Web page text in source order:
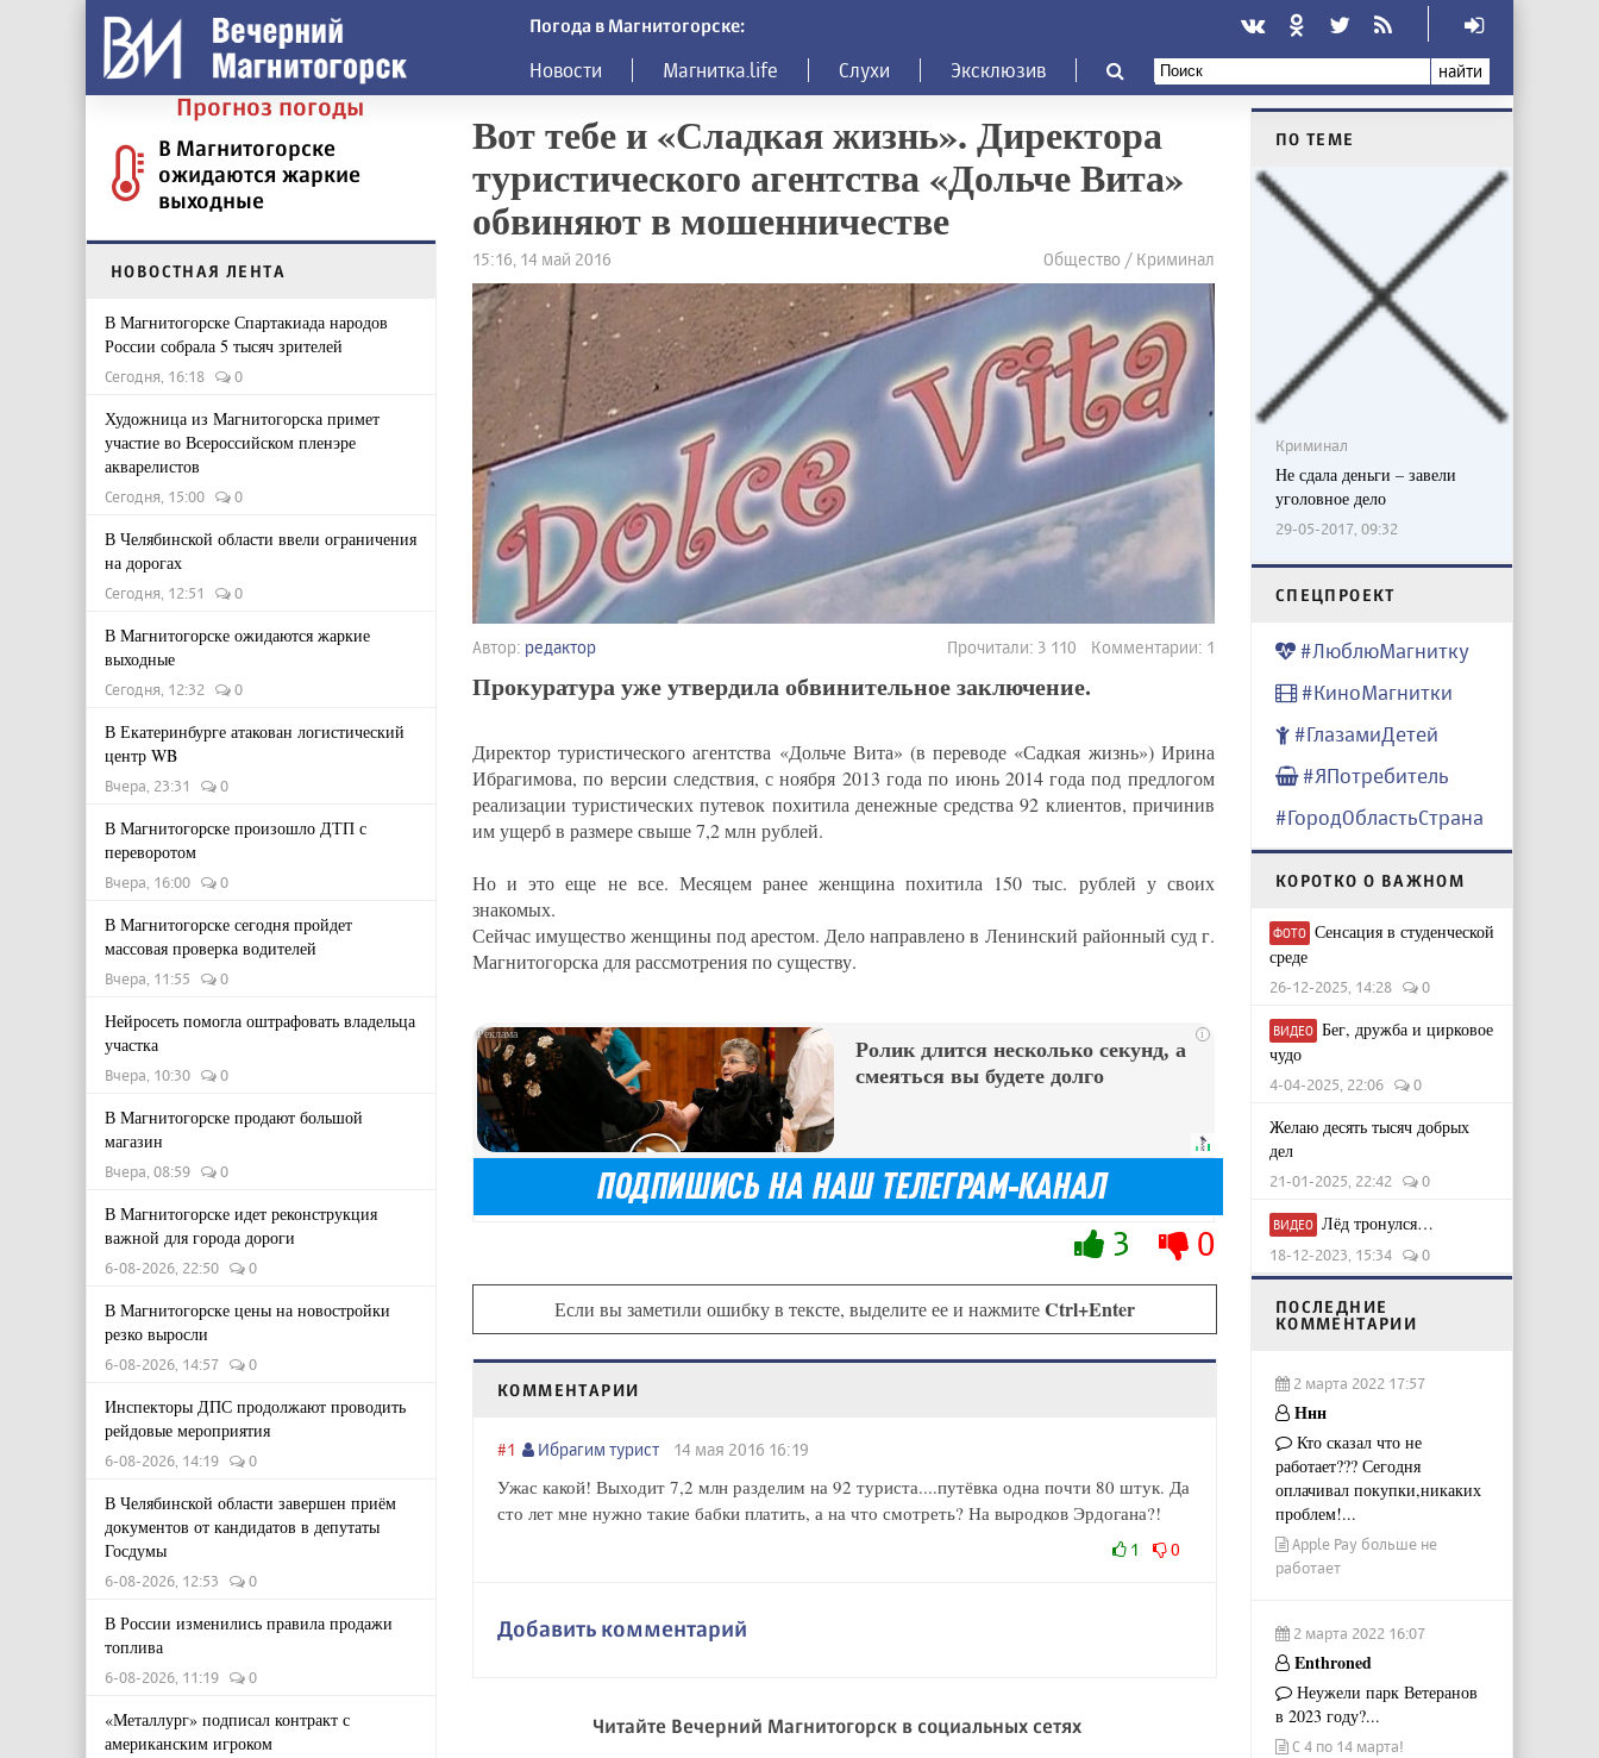
Погода в Магнитогорске:
Новости Магнитка.life Слухи Эксклюзив найти
Прогноз погоды
В Магнитогорске
ожидаются жаркие
выходные
НОВОСТНАЯ ЛЕНТА
В Магнитогорске Спартакиада народов
России собрала 5 тысяч зрителей
Сегодня, 16:18 0
Художница из Магнитогорска примет
участие во Всероссийском пленэре
акварелистов
Сегодня, 15:00 0
В Челябинской области ввели ограничения
на дорогах
Сегодня, 12:51 0
В Магнитогорске ожидаются жаркие
выходные
Сегодня, 12:32 0
В Екатеринбурге атакован логистический
центр WB
Вчера, 23:31 0
В Магнитогорске произошло ДТП с
переворотом
Вчера, 16:00 0
В Магнитогорске сегодня пройдет
массовая проверка водителей
Вчера, 11:55 0
Нейросеть помогла оштрафовать владельца
участка
Вчера, 10:30 0
В Магнитогорске продают большой
магазин
Вчера, 08:59 0
В Магнитогорске идет реконструкция
важной для города дороги
6-08-2026, 22:50 0
В Магнитогорске цены на новостройки
резко выросли
6-08-2026, 14:57 0
Инспекторы ДПС продолжают проводить
рейдовые мероприятия
6-08-2026, 14:19 0
В Челябинской области завершен приём
документов от кандидатов в депутаты
Госдумы
6-08-2026, 12:53 0
В России изменились правила продажи
топлива
6-08-2026, 11:19 0
«Металлург» подписал контракт с
американским игроком
Вот тебе и «Сладкая жизнь». Директора
туристического агентства «Дольче Вита»
обвиняют в мошенничестве
15:16, 14 май 2016 Общество / Криминал
Автор: редактор Прочитали: 3 110 Комментарии: 1
Прокуратура уже утвердила обвинительное заключение.
Директор туристического агентства «Дольче Вита» (в переводе «Садкая жизнь») Ирина
Ибрагимова, по версии следствия, с ноября 2013 года по июнь 2014 года под предлогом
реализации туристических путевок похитила денежные средства 92 клиентов, причинив
им ущерб в размере свыше 7,2 млн рублей.
Но и это еще не все. Месяцем ранее женщина похитила 150 тыс. рублей у своих
знакомых.
Сейчас имущество женщины под арестом. Дело направлено в Ленинский районный суд г.
Магнитогорска для рассмотрения по существу.
i
Ролик длится несколько секунд, а
смеяться вы будете долго
3 0
Если вы заметили ошибку в тексте, выделите ее и нажмитеCtrl+Enter
КОММЕНТАРИИ
#1 Ибрагим турист 14 мая 2016 16:19
Ужас какой! Выходит 7,2 млн разделим на 92 туриста....путёвка одна почти 80 штук. Да
сто лет мне нужно такие бабки платить, а на что смотреть? На выродков Эрдогана?!
1 0
Добавить комментарий
Читайте Вечерний Магнитогорск в социальных сетях
ПО ТЕМЕ
Криминал
Не сдала деньги – завели
уголовное дело
29-05-2017, 09:32
CПЕЦПРОЕКТ
#ЛюблюМагнитку
#КиноМагнитки
#ГлазамиДетей
#ЯПотребитель
#ГородОбластьСтрана
КОРОТКО О ВАЖНОМ
ФОТО Сенсация в студенческой
среде
26-12-2025, 14:28 0
ВИДЕО Бег, дружба и цирковое
чудо
4-04-2025, 22:06 0
Желаю десять тысяч добрых
дел
21-01-2025, 22:42 0
ВИДЕО Лёд тронулся…
18-12-2023, 15:34 0
ПОСЛЕДНИЕ
КОММЕНТАРИИ
2 марта 2022 17:57
Ннн
Кто сказал что не
работает??? Сегодня
оплачивал покупки,никаких
проблем!...
Apple Pay больше не
работает
2 марта 2022 16:07
Enthroned
Неужели парк Ветеранов
в 2023 году?...
С 4 по 14 марта!